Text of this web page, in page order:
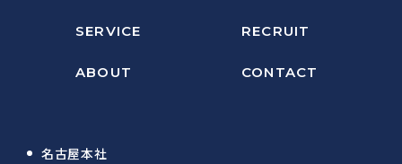
SERVICE RECRUIT
ABOUT CONTACT
名古屋本社